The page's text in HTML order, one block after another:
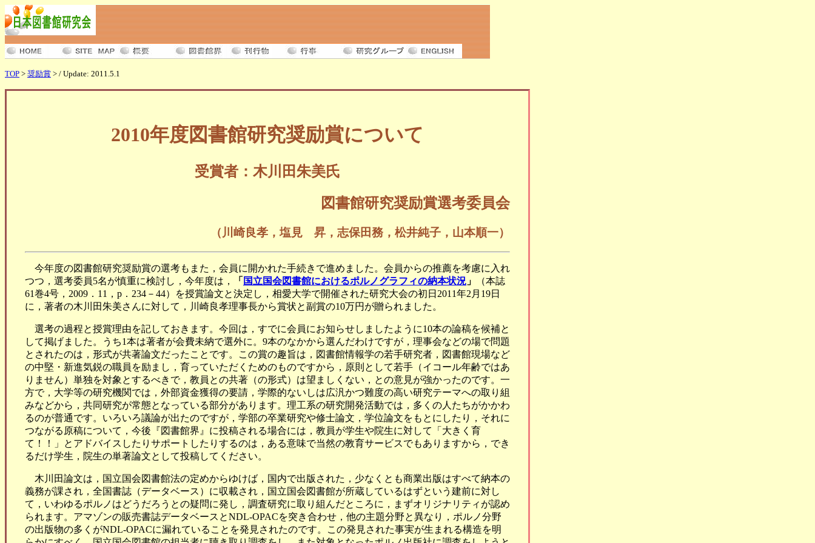
TOP > 奨励賞 > / Update: 2011.5.1
2010年度図書館研究奨励賞について
受賞者：木川田朱美氏
図書館研究奨励賞選考委員会
（川崎良孝，塩見 昇，志保田務，松井純子，山本順一）
今年度の図書館研究奨励賞の選考もまた，会員に開かれた手続きで進めました。会員からの推薦を考慮に入れ
つつ，選考委員5名が慎重に検討し，今年度は，
「 国立国会図書館におけるポルノグラフィの納本状況 」
（本誌
61巻4号，2009．11，p．234－44）を授賞論文と決定し，相愛大学で開催された研究大会の初日2011年2月19日
に，著者の木川田朱美さんに対して，川崎良孝理事長から賞状と副賞の10万円が贈られました。
選考の過程と授賞理由を記しておきます。今回は，すでに会員にお知らせしましたように10本の論稿を候補と
して掲げました。うち1本は著者が会費未納で選外に。9本のなかから選んだわけですが，理事会などの場で問題
とされたのは，形式が共著論文だったことです。この賞の趣旨は，図書館情報学の若手研究者，図書館現場など
の中堅・新進気鋭の職員を励まし，育っていただくためのものですから，原則として若手（イコール年齢ではあ
りません）単独を対象とするべきで，教員との共著（の形式）は望ましくない，との意見が強かったのです。一
方で，大学等の研究機関では，外部資金獲得の要請，学際的ないしは広汎かつ難度の高い研究テーマへの取り組
みなどから，共同研究が常態となっている部分があります。理工系の研究開発活動では，多くの人たちがかかわ
るのが普通です。いろいろ議論が出たのですが，学部の卒業研究や修士論文，学位論文をもとにしたり，それに
つながる原稿について，今後『図書館界』に投稿される場合には，教員が学生や院生に対して「大きく育
て！！」とアドバイスしたりサポートしたりするのは，ある意味で当然の教育サービスでもありますから，でき
るだけ学生，院生の単著論文として投稿してください。
木川田論文は，国立国会図書館法の定めからゆけば，国内で出版された，少なくとも商業出版はすべて納本の
義務が課され，全国書誌（データベース）に収載され，国立国会図書館が所蔵しているはずという建前に対し
て，いわゆるポルノはどうだろうとの疑問に発し，調査研究に取り組んだところに，まずオリジナリティが認め
られます。アマゾンの販売書誌データベースとNDL‐OPACを突き合わせ，他の主題分野と異なり，ポルノ分野
の出版物の多くがNDL‐OPACに漏れていることを発見されたのです。この発見された事実が生まれる構造を明